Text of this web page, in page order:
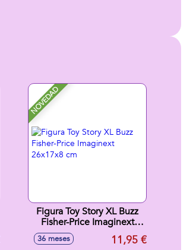
NOVEDAD
Figura Toy Story XL Buzz
Fisher-Price Imaginext
26x17x8 cm
36 meses 11,95 €